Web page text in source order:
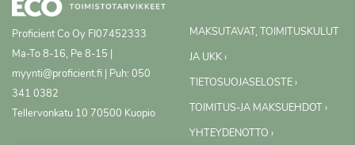
Proficient Co Oy FI07452333
Ma-To 8-16, Pe 8-15 |
myynti@proficient.fi | Puh: 050
341 0382
Tellervonkatu 10 70500 Kuopio
MAKSUTAVAT, TOIMITUSKULUT
JA UKK ›
TIETOSUOJASELOSTE ›
TOIMITUS-JA MAKSUEHDOT ›
YHTEYDENOTTO ›